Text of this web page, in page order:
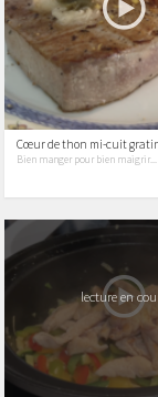
Cœur de thon mi-cuit
Bien manger pour bien maigrir...
lecture en